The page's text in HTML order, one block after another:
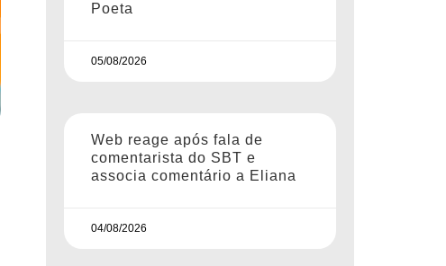
Poeta
05/08/2026
Web reage após fala de
comentarista do SBT e
associa comentário a Eliana
04/08/2026